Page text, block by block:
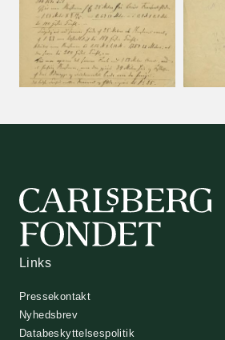
Links
Pressekontakt
Nyhedsbrev
Databeskyttelsespolitik